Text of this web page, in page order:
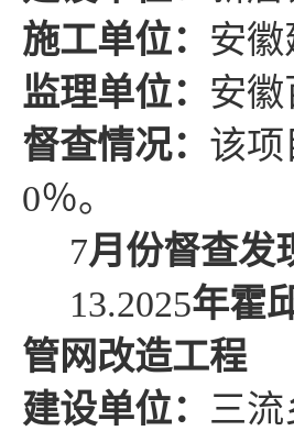
施工单位： 安
监理单位： 安
督查情况： 该项
0％。
7月份督查发
13.2025年霍
管网改造工程
建设单位： 三